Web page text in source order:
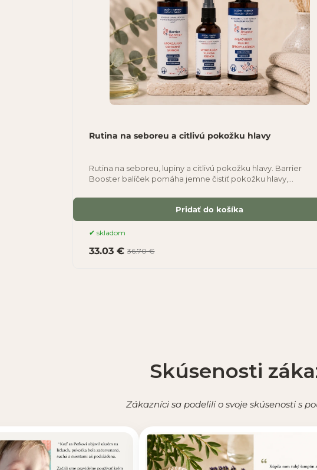
Rutina na seboreu a citlivú pokožku hlavy
Rutina na seboreu, lupiny a citlivú pokožku hlavy. Barrier
Booster balíček pomáha jemne čistiť pokožku hlavy,
skladom
33.03 € 36.70 €
Pridať do košíka
Skúsenosti
Zákazníci sa podelili o svoje skúsenosti s